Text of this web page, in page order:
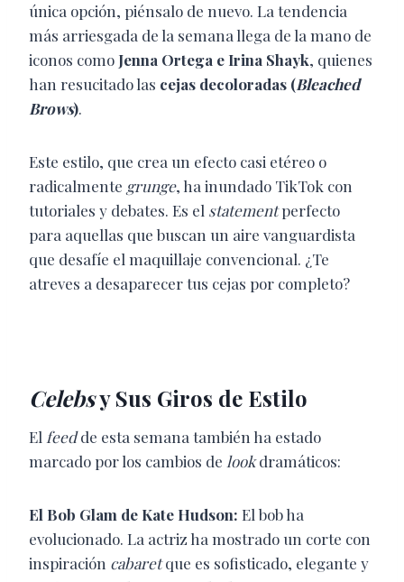
única opción, piénsalo de nuevo. La tendencia
más arriesgada de la semana llega de la mano de
iconos como Jenna Ortega e Irina Shayk, quienes
han resucitado las cejas decoloradas (Bleached
Brows).
Este estilo, que crea un efecto casi etéreo o
radicalmente grunge, ha inundado TikTok con
tutoriales y debates. Es el statementperfecto
para aquellas que buscan un aire vanguardista
que desafíe el maquillaje convencional. ¿Te
atreves a desaparecer tus cejas por completo?
Celebsy Sus Giros de Estilo
El feedde esta semana también ha estado
marcado por los cambios de lookdramáticos:
El Bob Glam de Kate Hudson: El bob ha
evolucionado. La actriz ha mostrado un corte con
inspiración cabaretque es sofisticado, elegante y